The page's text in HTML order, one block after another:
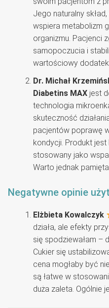
Jego naturalny
wspiera metabolizm
organizmu. Pacjenci
samopoczucia i
wartościowy
Dr. Michał
Diabetins MAX jest
technologia
skuteczność
pacjentów poprawę
kondycji. Produkt
stosowany jako
Warto jednak
Negatywne opinie
Elżbieta Kowalczyk
działa, ale efekty
się spodziewałam –
Cukier się
cena mogłaby być
są łatwe w
duża zaleta. Ogólnie